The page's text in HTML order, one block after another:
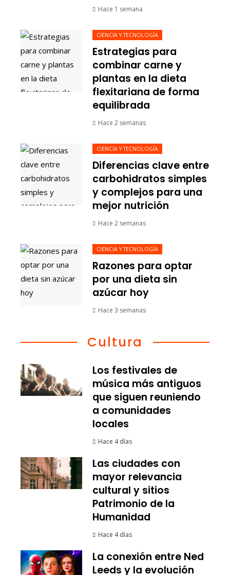
Hace 1 semana
CIENCIA Y TECNOLOGÍA
Estrategias para
combinar carne y
plantas en la dieta
flexitariana de forma
equilibrada
Hace 2 semanas
CIENCIA Y TECNOLOGÍA
Diferencias clave entre
carbohidratos simples
y complejos para una
mejor nutrición
Hace 2 semanas
CIENCIA Y TECNOLOGÍA
Razones para optar
por una dieta sin
azúcar hoy
Hace 3 semanas
Cultura
Los festivales de
música más antiguos
que siguen reuniendo
a comunidades
locales
Hace 4 días
Las ciudades con
mayor relevancia
cultural y sitios
Patrimonio de la
Humanidad
Hace 4 días
La conexión entre Ned
Leeds y la evolución